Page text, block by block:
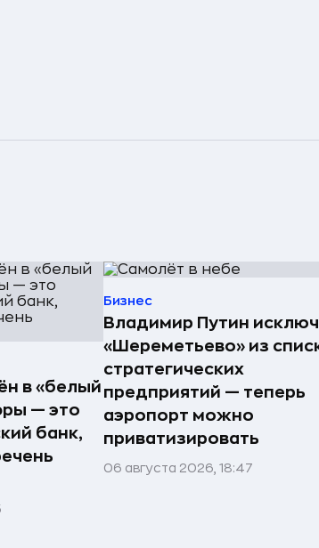
в «белый
— это
банк,
Бизнес
Владимир Путин
«Шереметьево» из
стратегических
предприятий — теперь
аэропорт можно
приватизировать
06 августа 2026, 18:47